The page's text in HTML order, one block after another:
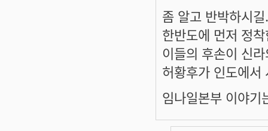
좀 알고 반박하시길.
한반도에 먼저 정
이들의 후손이 신
허황후가 인도에서
임나일본부 이야